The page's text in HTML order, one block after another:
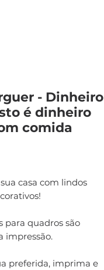
- Dinheiro
é dinheiro
comida
casa com lindos
para quadros são
impressão.
preferida, imprima e